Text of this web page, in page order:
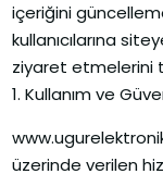
içeriğini
kullanıcılarına
ziyaret etmelerini
1. Kullanım ve
üzerinde verilen